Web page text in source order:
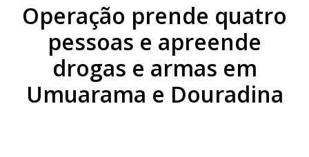
Operação prende quatro
pessoas e apreende
drogas e armas em
Umuarama e Douradina